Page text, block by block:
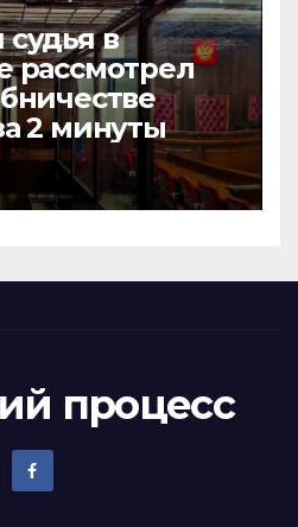
в
рассмотрел
2 минуты
процесс